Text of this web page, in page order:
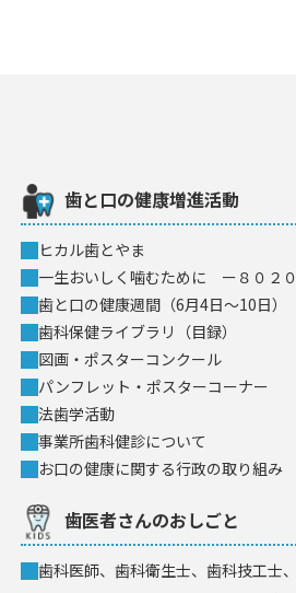
歯と口の健康増進活動
ヒカル歯とやま
一生おいしく噛むために ー８０２
歯と口の健康週間（6月4日〜10日）
歯科保健ライブラリ（目録）
図画・ポスターコンクール
パンフレット・ポスターコーナー
法歯学活動
事業所歯科健診について
お口の健康に関する行政の取り組み
歯医者さんのおしごと
歯科医師、歯科衛生士、歯科技工士